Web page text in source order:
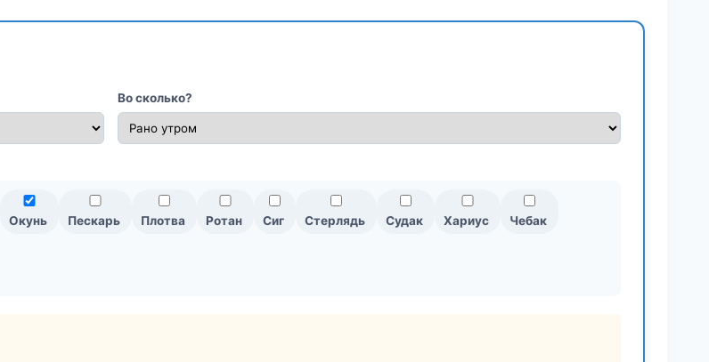
Во сколько?
Окунь Пескарь Плотва Ротан Сиг Стерлядь Судак Хариус Чебак